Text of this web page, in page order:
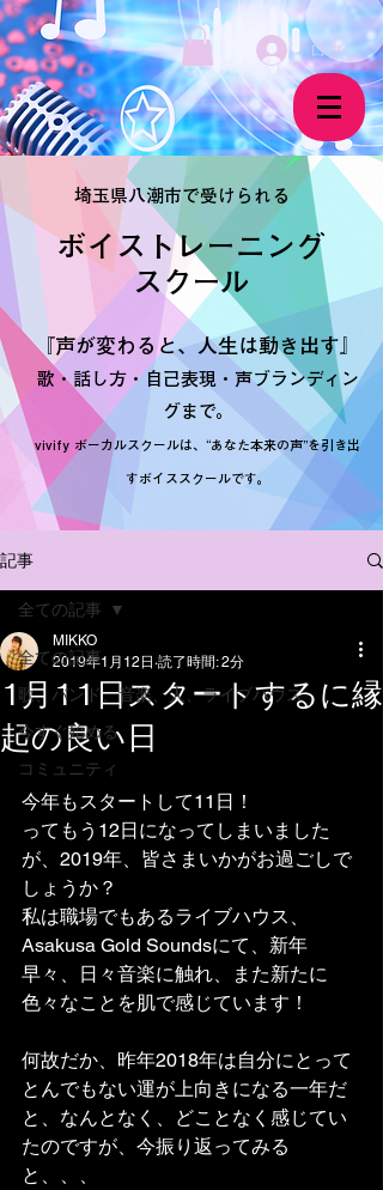
ログイン
埼玉県八潮市で受けられる
ボイストレーニング
​スクール
『声が変わると、人生は動き出す』
歌・話し方・自己表現・声ブランディン
グまで。
vivify ボーカルスクールは、“あなた本来の声”を引き出
すボイススクールです。
記事
全ての記事
歌、バンド、音楽、人、ライブハウス
今すぐ始める
コミュニティ
全ての記事
1月11日スタートするに縁
起の良い日
MIKKO
2019年1月12日 読了時間: 2分
今年もスタートして11日！
ってもう12日になってしまいました
が、2019年、皆さまいかがお過ごしで
しょうか？
私は職場でもあるライブハウス、
Asakusa Gold Soundsにて、新年
早々、日々音楽に触れ、また新たに
色々なことを肌で感じています！
何故だか、昨年2018年は自分にとって
とんでもない運が上向きになる一年だ
と、なんとなく、どことなく感じてい
たのですが、今振り返ってみる
と、、、